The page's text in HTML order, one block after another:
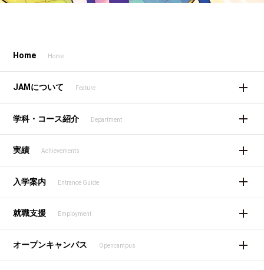
Home Home
JAMについて Feature
学科・コース紹介 Department
実績 Achievements
入学案内 Entrance Guide
就職支援 Employment
オープンキャンパス Opencampus